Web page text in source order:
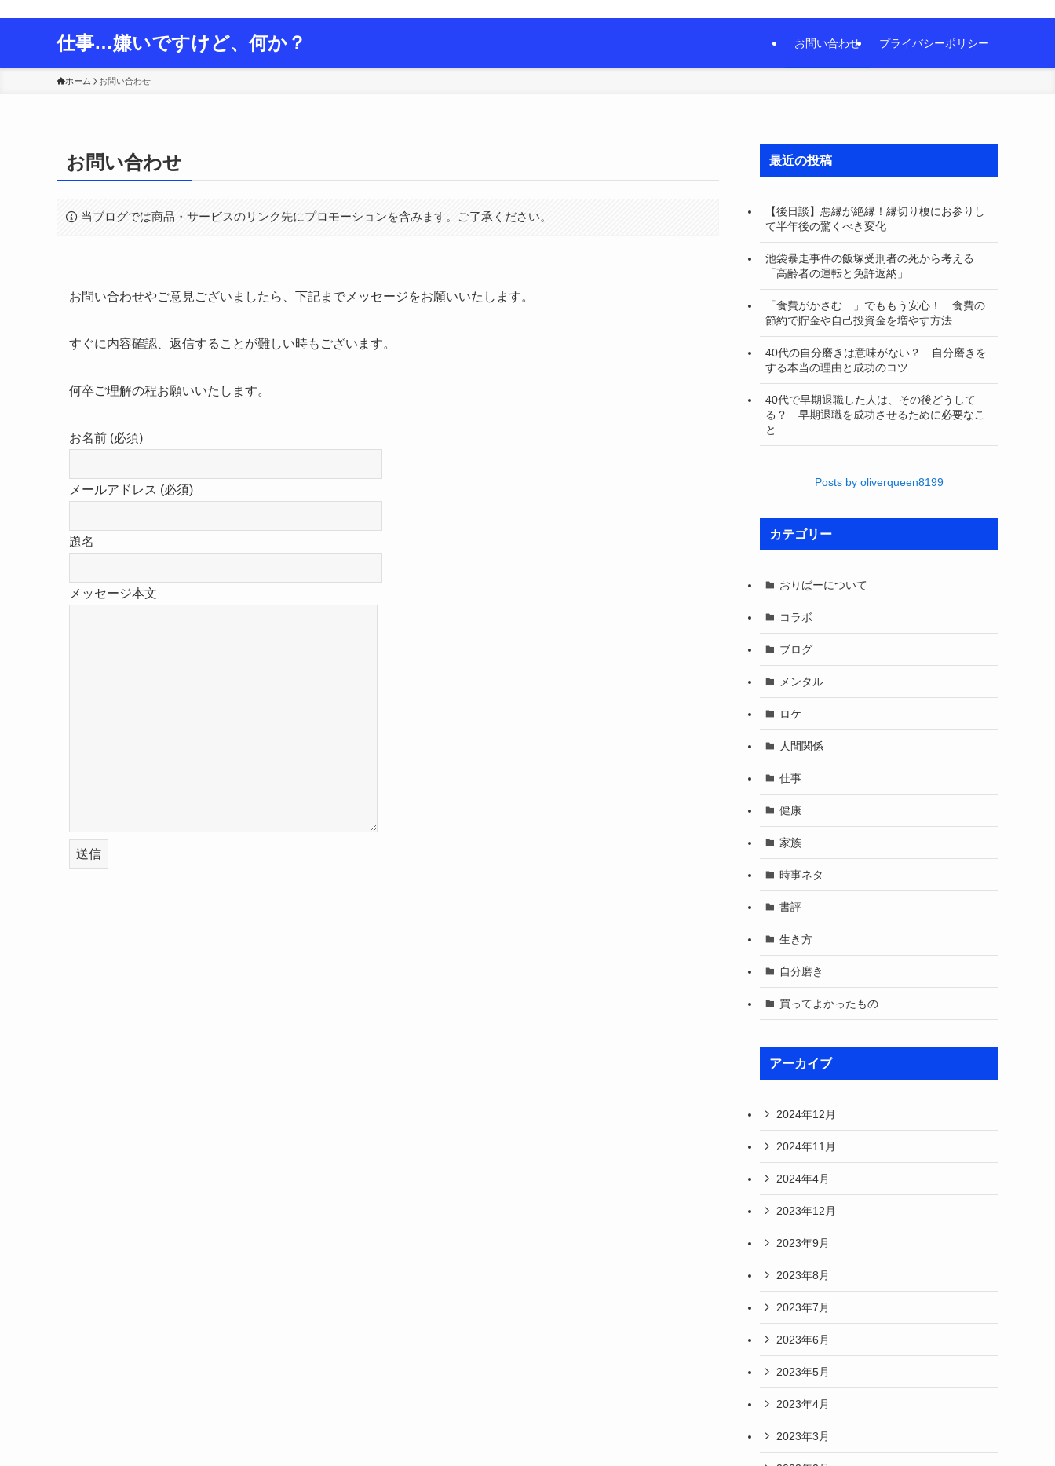
仕事…嫌いですけど、何か？ お問い合わせ プライバシーポリシー
ホーム お問い合わせ
お問い合わせ
当ブログでは商品・サービスのリンク先にプロモーションを含みます。ご了承ください。
お問い合わせやご意見ございましたら、下記までメッセージをお願いいたします。
すぐに内容確認、返信することが難しい時もございます。
何卒ご理解の程お願いいたします。
お名前 (必須)
メールアドレス (必須)
題名
メッセージ本文
最近の投稿
【後日談】悪縁が絶縁！縁切り榎にお参りし
て半年後の驚くべき変化
池袋暴走事件の飯塚受刑者の死から考える
「高齢者の運転と免許返納」
「食費がかさむ…」でももう安心！ 食費の
節約で貯金や自己投資金を増やす方法
40代の自分磨きは意味がない？ 自分磨きを
する本当の理由と成功のコツ
40代で早期退職した人は、その後どうして
る？ 早期退職を成功させるために必要なこ
と
Posts by oliverqueen8199
カテゴリー
おりばーについて
コラボ
ブログ
メンタル
ロケ
人間関係
仕事
健康
家族
時事ネタ
書評
生き方
自分磨き
買ってよかったもの
アーカイブ
2024年12月
2024年11月
2024年4月
2023年12月
2023年9月
2023年8月
2023年7月
2023年6月
2023年5月
2023年4月
2023年3月